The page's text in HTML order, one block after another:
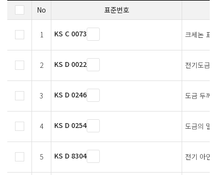
No 표준번호
1 KS C 0073 크세논 표
2 KS D 0022 전기도금
3 KS D 0246 도금 두께
4 KS D 0254 도금의 밀
5 KS D 8304 전기 아연